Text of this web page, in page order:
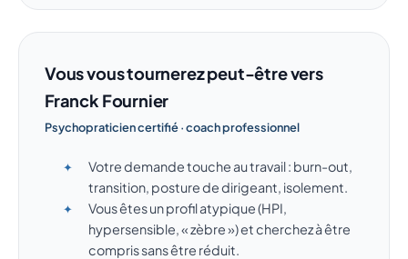
Vous vous tournerez peut-être vers
Franck Fournier
Psychopraticien certifié · coach professionnel
Votre demande touche au travail : burn-out,
transition, posture de dirigeant, isolement.
Vous êtes un profil atypique (HPI,
hypersensible, « zèbre ») et cherchez à être
compris sans être réduit.